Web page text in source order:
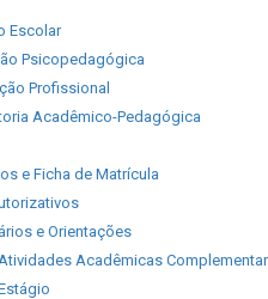
Escolar
Psicopedagógica
Profissional
Acadêmico-Pedagógica
e Ficha de Matrícula
e Orientações
Acadêmicas